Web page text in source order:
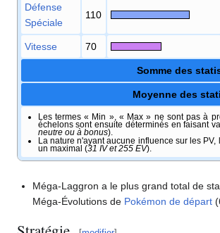
Défense
Spéciale
110
Vitesse 70
Somme des
Moyenne des
Les termes « Min », « Max » ne sont pas à
échelons sont ensuite déterminés en faisant
neutre ou à bonus).
La nature n'ayant aucune influence sur les
un maximal (31 IV et 255 EV).
Méga-Laggron a le plus grand total de
Méga-Évolutions de Pokémon de départ